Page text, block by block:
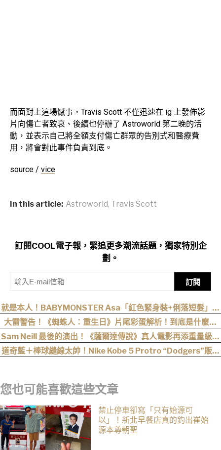
而面對上這場憾事，Travis Scott 不僅迅速在 ig 上發佈影
片向傷亡者致哀、後續也停辦了 Astroworld 第二晚的活
動，並表示自己將全額支付傷亡群眾的告別式和醫療費
用，將會對此事件負責到底。
source / vice
In this article: Astroworld, Travis Scott
訂閱COOL電子報，緊追更多潮流話題，獨家特別企
劃。
訂閱
就是本人！BABYMONSTER Asa「紅色緊身裝+俐落短髮」與
艾達王相似度爆表，粉絲狂刷「ASA Wong」
大雷警告！《蜘蛛人：重生日》片尾彩蛋解析！到底是什麼意
思？推測這個可能性最高
Sam Neill 最後的演出！《薩爾達傳說》真人電影再添重量級卡
司
道奇藍＋棒球縫線太帥！Nike Kobe 5 Protro “Dodgers”販售
您也可能喜歡這些文章
禁止停車卻寫「只有始源可
以」！新北早餐店真的釣出崔始
源本尊朝聖